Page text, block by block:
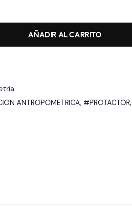
AÑADIR AL CARRITO
ANTROPOMETRICA, #PROTACTOR,